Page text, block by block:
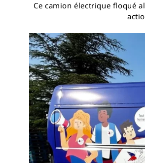
Ce camion électrique floqué